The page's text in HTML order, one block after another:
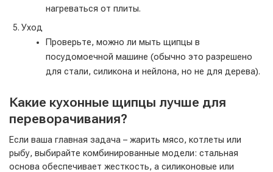
нагреваться от плиты.
Уход
Проверьте, можно ли мыть щипцы в
посудомоечной машине (обычно это разрешено
для стали, силикона и нейлона, но не для дерева).
Какие кухонные щипцы лучше для
переворачивания?
Если ваша главная задача – жарить мясо, котлеты или
рыбу, выбирайте комбинированные модели: стальная
основа обеспечивает жесткость, а силиконовые или